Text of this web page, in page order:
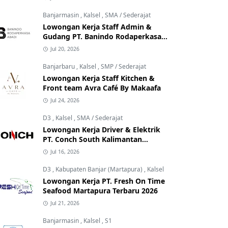
Banjarmasin , Kalsel ,SMA / Sederajat
Lowongan Kerja Staff Admin &
Gudang PT. Banindo Rodaperkasa
Abadi
Jul 20, 2026
Banjarbaru , Kalsel ,SMP / Sederajat
Lowongan Kerja Staff Kitchen &
Front team Avra Café By Makaafa
Jul 24, 2026
D3 , Kalsel ,SMA / Sederajat
Lowongan Kerja Driver & Elektrik
PT. Conch South Kalimantan
Cement
Jul 16, 2026
D3 , Kabupaten Banjar (Martapura) , Kalsel
Lowongan Kerja PT. Fresh On Time
Seafood Martapura Terbaru 2026
Jul 21, 2026
Banjarmasin , Kalsel ,S1